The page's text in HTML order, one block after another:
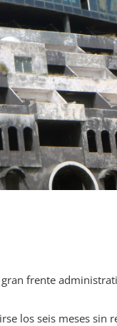
frente
los seis meses sin